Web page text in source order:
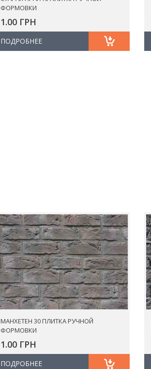
ФОРМОВКИ
1.00 ГРН
ПОДРОБНЕЕ
МАНХЕТЕН 30 ПЛИТКА РУЧНОЙ
ФОРМОВКИ
1.00 ГРН
ПОДРОБНЕЕ